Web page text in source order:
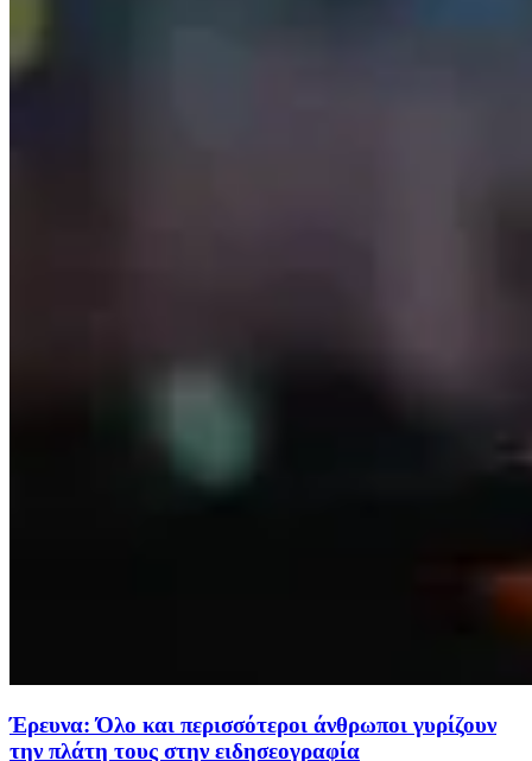
Έρευνα: Όλο και περισσότεροι άνθρωποι γυρίζουν
την πλάτη τους στην ειδησεογραφία